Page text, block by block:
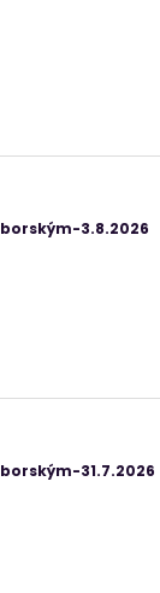
3.8.2026
31.7.2026